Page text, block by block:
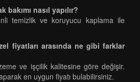
nasıl yapılır?
temizlik ve koruyucu kaplama ile
fiyatları arasında ne gibi farklar
ve işçilik kalitesine göre değişir.
en uygun fiyatı bulabilirsiniz.